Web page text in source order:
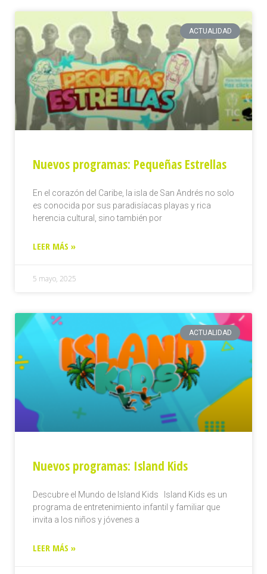
ACTUALIDAD
Nuevos programas: Pequeñas Estrellas
En el corazón del Caribe, la isla de San Andrés no solo
es conocida por sus paradisíacas playas y rica
herencia cultural, sino también por
LEER MÁS »
5 mayo, 2025
ACTUALIDAD
Nuevos programas: Island Kids
Descubre el Mundo de Island Kids Island Kids es un
programa de entretenimiento infantil y familiar que
invita a los niños y jóvenes a
LEER MÁS »